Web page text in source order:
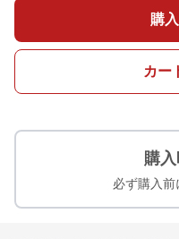
購
カー
購
必ず購入前